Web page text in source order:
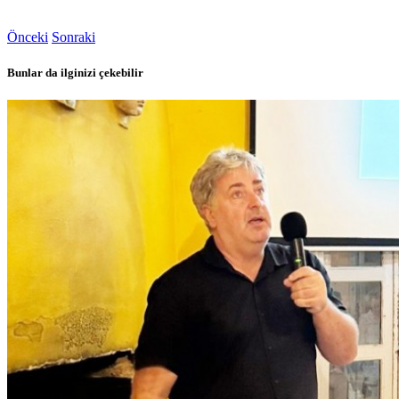
Önceki Sonraki
Bunlar da ilginizi çekebilir